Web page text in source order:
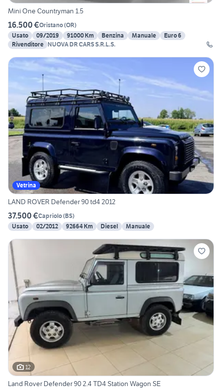
Mini One Countryman 1.5
16.500 €Oristano(OR)
Usato
09/2019 91000 Km Benzina Manuale
Euro 6
Rivenditore NUOVA DR CARS S.R.L.S.
Vetrina
LAND ROVER Defender 90 td4 2012
37.500 €Capriolo(BS)
Usato
02/2012 92664 Km Diesel Manuale
12
Land Rover Defender 90 2.4 TD4 Station Wagon SE